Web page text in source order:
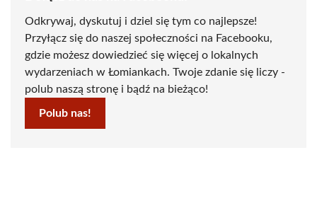
Odkrywaj, dyskutuj i dziel się tym co najlepsze!
Przyłącz się do naszej społeczności na Facebooku,
gdzie możesz dowiedzieć się więcej o lokalnych
wydarzeniach w Łomiankach. Twoje zdanie się liczy -
polub naszą stronę i bądź na bieżąco!
Polub nas!